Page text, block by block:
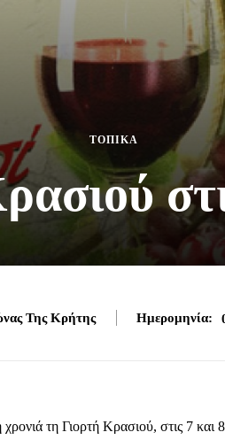
ΤΟΠΙΚΑ
Της Κρήτης Ημερομηνία:
τη Γιορτή Κρασιού, στις 7 και